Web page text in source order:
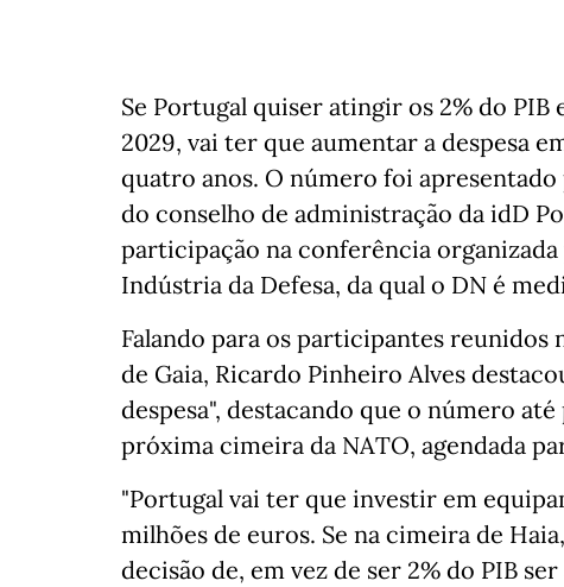
Se Portugal quiser atingir os 2% do PIB
2029, vai ter que aumentar a despesa
quatro anos. O número foi
do conselho de administração da idD
participação na conferência
Indústria da Defesa, da qual o DN é
Falando para os participantes reunidos
de Gaia, Ricardo Pinheiro Alves
despesa", destacando que o número
próxima cimeira da NATO, agendada
"Portugal vai ter que investir em
milhões de euros. Se na cimeira de
decisão de, em vez de ser 2% do PIB